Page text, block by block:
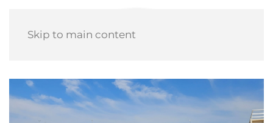
Skip to main content